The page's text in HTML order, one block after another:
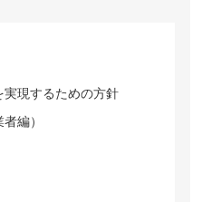
実現するための方針
編）